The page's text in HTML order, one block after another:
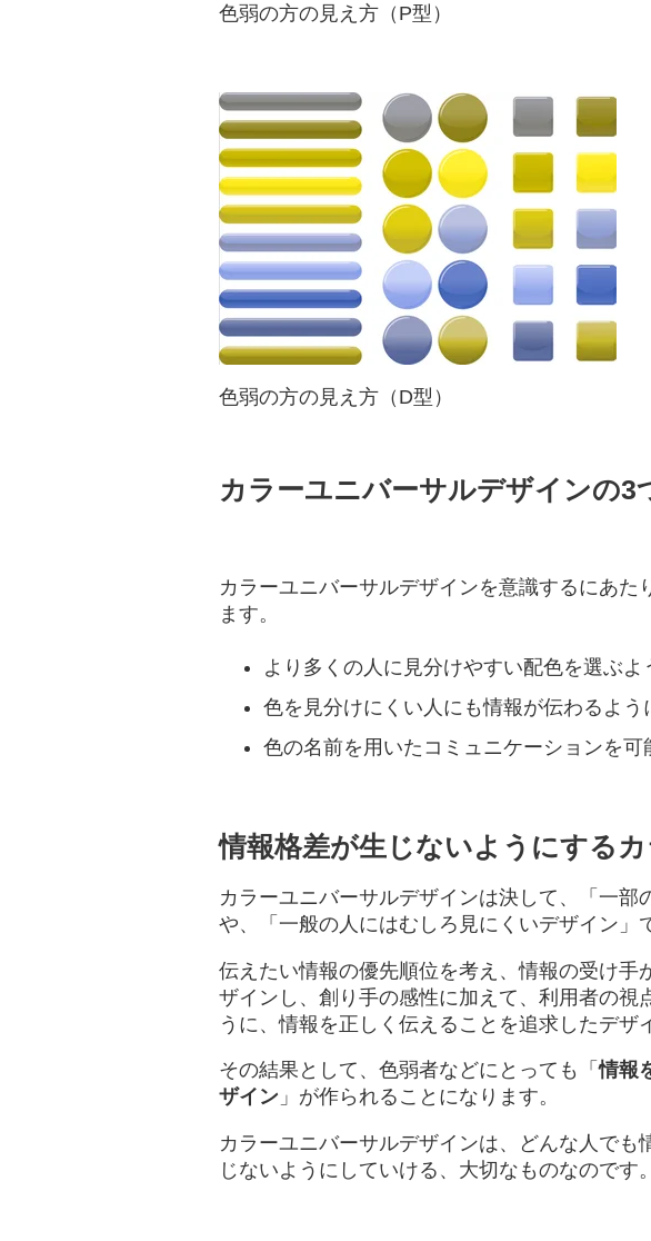
色弱の方の見え方（P型）
色弱の方の見え方（D型）
カラーユニバーサルデザインの3
カラーユニバーサルデザインを意識するにあ
ます。
より多くの人に見分けやすい配色を選ぶよ
色を見分けにくい人にも情報が伝わるよう
色の名前を用いたコミュニケーションを可
情報格差が生じないようにする
カラーユニバーサルデザインは決して、「一部
や、「一般の人にはむしろ見にくいデザイン」
伝えたい情報の優先順位を考え、情報の受け手
ザインし、創り手の感性に加えて、利用者の視
うに、情報を正しく伝えることを追求したデザ
その結果として、色弱者などにとっても「情報
ザイン 」が作られることになります。
カラーユニバーサルデザインは、どんな人でも
じないようにしていける、大切なものなのです。